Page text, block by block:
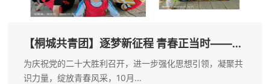
【桐城共青团】逐梦新征程 青春正当时——...
为庆祝党的二十大胜利召开，进一步强化思想引领，凝聚共
识力量，绽放青春风采，10月...